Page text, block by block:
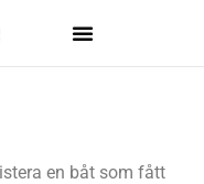
en båt som fått